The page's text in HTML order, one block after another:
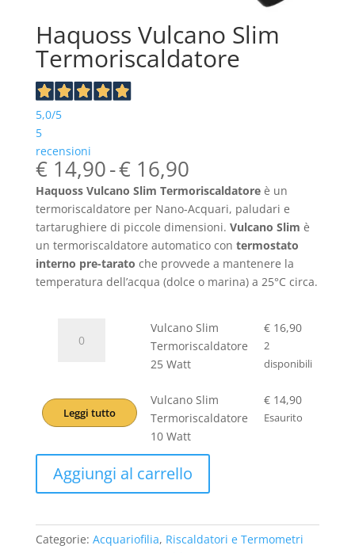
Haquoss Vulcano Slim
Termoriscaldatore
5,0/5
5
recensioni
€14,90-€16,90Fascia
di
prezzo:
da
€ 14,90
a
€ 16,90
Haquoss Vulcano Slim Termoriscaldatoreè un
termoriscaldatore per Nano-Acquari, paludari e
tartarughiere di piccole dimensioni. Vulcano Slim è
un termoriscaldatore automatico con termostato
interno pre-tarato che provvede a mantenere la
temperatura dell’acqua (dolce o marina) a 25°C circa.
Slim
Termoriscaldatore
Watt
quantità
Vulcano Slim
Termoriscaldatore
25 Watt
€ 16,90
2
disponibili
Leggi tutto
Vulcano Slim
Termoriscaldatore
10 Watt
€ 14,90
Esaurito
Aggiungi al carrello
Categorie: Acquariofilia, Riscaldatori e Termometri